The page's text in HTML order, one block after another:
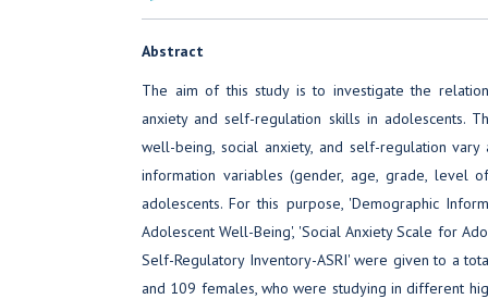
Abstract
The aim of this study is to investigate the
anxiety and self-regulation skills in adolescents.
well-being, social anxiety, and self-regulation
information variables (gender, age, grade, level
adolescents. For this purpose, 'Demographic
Adolescent Well-Being', 'Social Anxiety Scale for
Self-Regulatory Inventory-ASRI' were given to a
and 109 females, who were studying in different